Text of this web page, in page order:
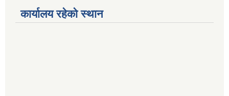
कार्यालय रहेको स्थान